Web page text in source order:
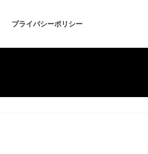
プライバシーポリシー